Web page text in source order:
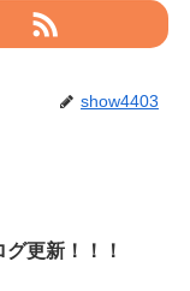
show4403
更新！！！